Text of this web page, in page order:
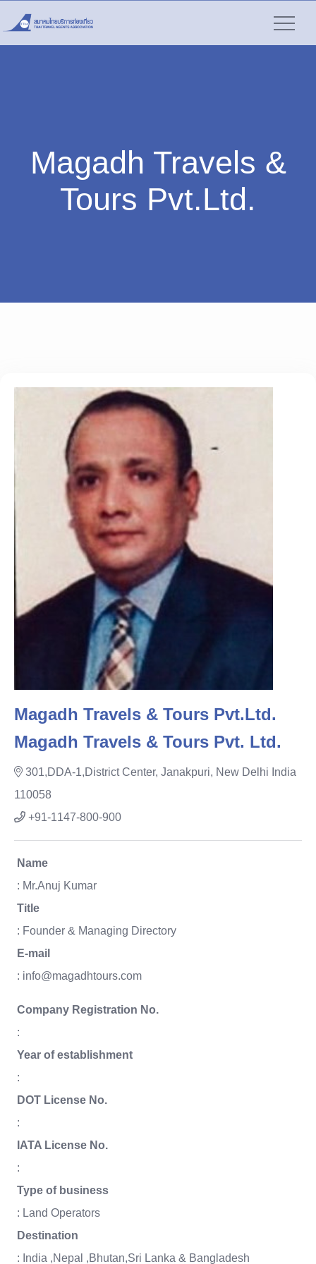
Magadh Travels &
Tours Pvt.Ltd.
Magadh Travels & Tours Pvt.Ltd.
Magadh Travels & Tours Pvt. Ltd.
301,DDA-1,District Center, Janakpuri, New Delhi India
110058
+91-1147-800-900
Name
: Mr.Anuj Kumar
Title
: Founder & Managing Directory
E-mail
: info@magadhtours.com
Company Registration No.
:
Year of establishment
:
DOT License No.
:
IATA License No.
:
Type of business
: Land Operators
Destination
: India ,Nepal ,Bhutan,Sri Lanka & Bangladesh